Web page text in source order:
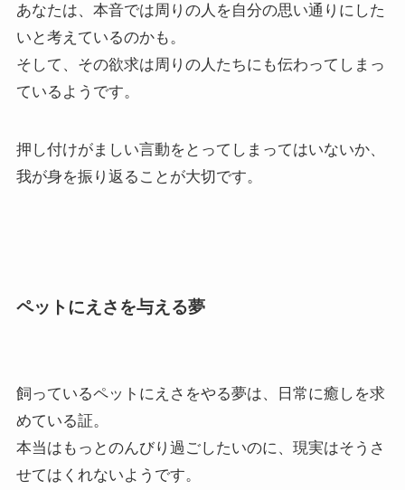
あなたは、本音では周りの人を自分の思い通りにした
いと考えているのかも。
そして、その欲求は周りの人たちにも伝わってしまっ
ているようです。
押し付けがましい言動をとってしまってはいないか、
我が身を振り返ることが大切です。
ペットにえさを与える夢
飼っているペットにえさをやる夢は、日常に癒しを求
めている証。
本当はもっとのんびり過ごしたいのに、現実はそうさ
せてはくれないようです。